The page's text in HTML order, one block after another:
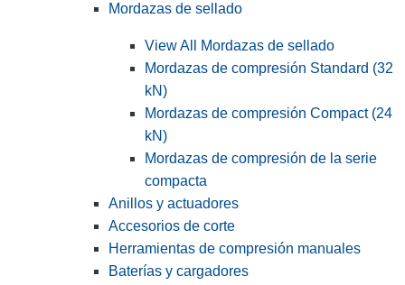
Mordazas de sellado
View All Mordazas de sellado
Mordazas de compresión Standard (32
kN)
Mordazas de compresión Compact (24
kN)
Mordazas de compresión de la serie
compacta
Anillos y actuadores
Accesorios de corte
Herramientas de compresión manuales
Baterías y cargadores